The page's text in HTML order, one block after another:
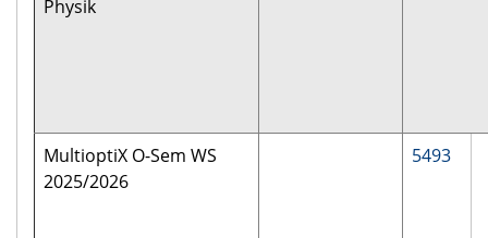
Physik
MultioptiX O-Sem WS
2025/2026
5493